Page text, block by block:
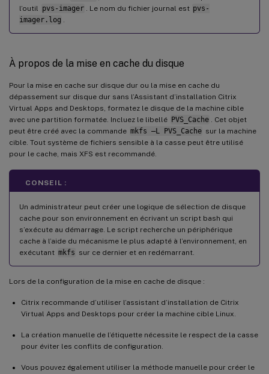
l’outil pvs-imager . Le nom du fichier journal est pvs-
imager.log .
À propos de la mise en cache du disque
Pour la mise en cache sur disque dur ou la mise en cache du
dépassement sur disque dur sans l’Assistant d’installation Citrix
Virtual Apps and Desktops, formatez le disque de la machine cible
avec une partition formatée. Incluez le libellé PVS_Cache . Cet objet
peut être créé avec la commande mkfs –L PVS_Cache sur la machine
cible. Tout système de fichiers sensible à la casse peut être utilisé
pour le cache, mais XFS est recommandé.
CONSEIL :
Un administrateur peut créer une logique de sélection de disque
cache pour son environnement en écrivant un script bash qui
s’exécute au démarrage. Le script recherche un périphérique
cache à l’aide du mécanisme le plus adapté à l’environnement, en
exécutant mkfs sur ce dernier et en redémarrant.
Lors de la configuration de la mise en cache de disque :
Citrix recommande d’utiliser l’assistant d’installation de Citrix
Virtual Apps and Desktops pour créer la machine cible Linux.
La création manuelle de l’étiquette nécessite le respect de la casse
pour éviter les conflits de configuration.
Vous pouvez également utiliser la méthode manuelle pour créer le